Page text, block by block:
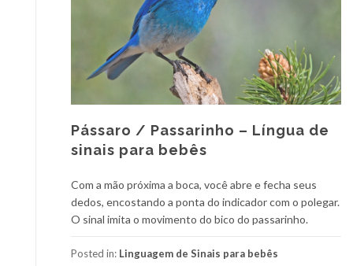
Pássaro / Passarinho – Língua de
sinais para bebês
Com a mão próxima a boca, você abre e fecha seus
dedos, encostando a ponta do indicador com o polegar.
O sinal imita o movimento do bico do passarinho.
Posted in: Linguagem de Sinais para bebês